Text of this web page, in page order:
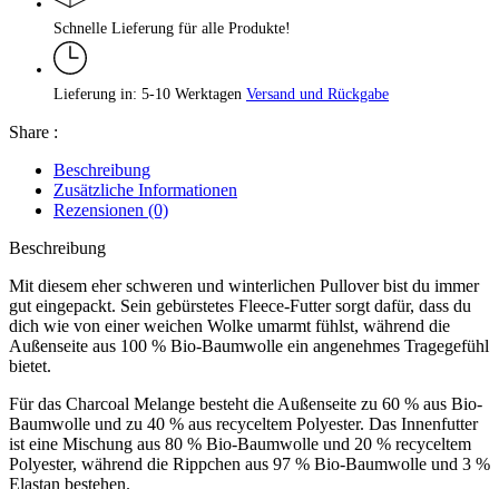
Schnelle Lieferung für alle Produkte!
Lieferung in: 5-10 Werktagen Versand und Rückgabe
Share :
Beschreibung
Zusätzliche Informationen
Rezensionen (0)
Beschreibung
Mit diesem eher schweren und winterlichen Pullover bist du immer
gut eingepackt. Sein gebürstetes Fleece-Futter sorgt dafür, dass du
dich wie von einer weichen Wolke umarmt fühlst, während die
Außenseite aus 100 % Bio-Baumwolle ein angenehmes Tragegefühl
bietet.
Für das Charcoal Melange besteht die Außenseite zu 60 % aus Bio-
Baumwolle und zu 40 % aus recyceltem Polyester. Das Innenfutter
ist eine Mischung aus 80 % Bio-Baumwolle und 20 % recyceltem
Polyester, während die Rippchen aus 97 % Bio-Baumwolle und 3 %
Elastan bestehen.